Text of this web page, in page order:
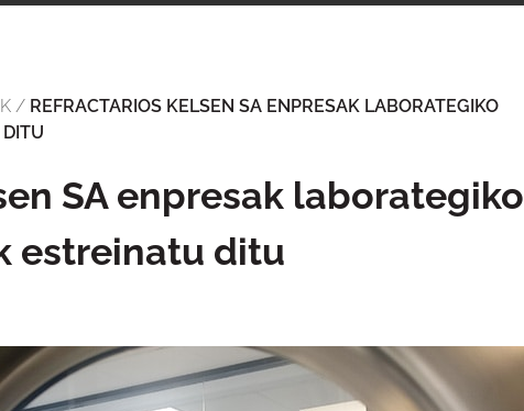
/ REFRACTARIOS KELSEN SA ENPRESAK LABORATEGIKO
SA enpresak laborategiko
estreinatu ditu